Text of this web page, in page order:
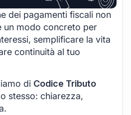
dei pagamenti fiscali non
un modo concreto per
semplificare la vita
continuità al tuo
di Codice Tributo
stesso: chiarezza,